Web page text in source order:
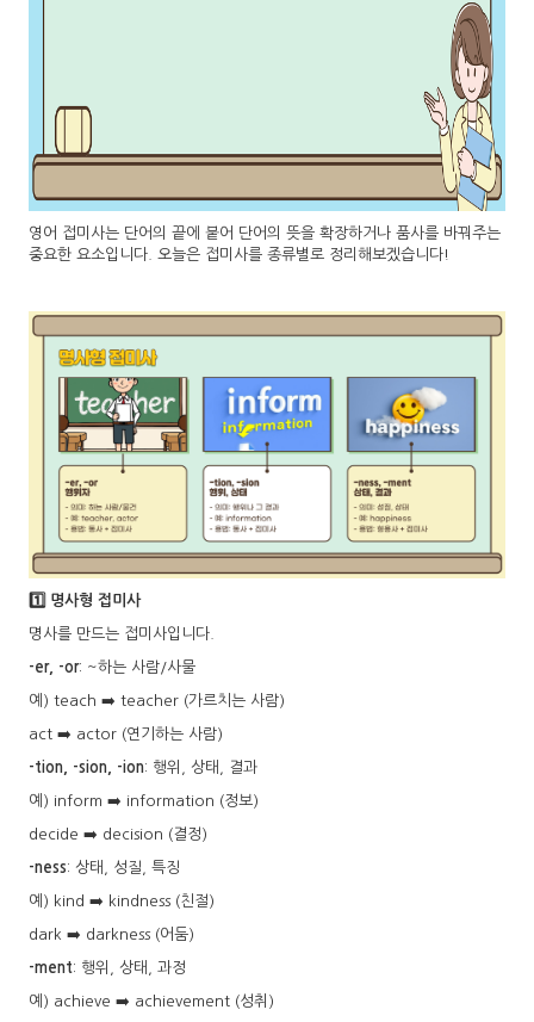
영어 접미사는 단어의 끝에 붙어 단어의 뜻을 확장하거나 품사를 바꿔주는
중요한 요소입니다. 오늘은 접미사를 종류별로 정리해보겠습니다!
1️⃣ 명사형 접미사
명사를 만드는 접미사입니다.
-er, -or: ~하는 사람/사물
예) teach ➡️ teacher (가르치는 사람)
act ➡️ actor (연기하는 사람)
-tion, -sion, -ion: 행위, 상태, 결과
예) inform ➡️ information (정보)
decide ➡️ decision (결정)
-ness: 상태, 성질, 특징
예) kind ➡️ kindness (친절)
dark ➡️ darkness (어둠)
-ment: 행위, 상태, 과정
예) achieve ➡️ achievement (성취)